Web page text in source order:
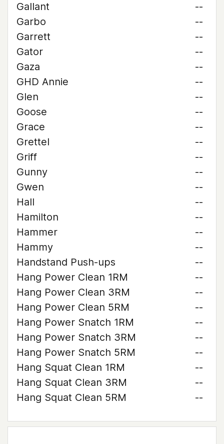
Gallant
--
Garbo
--
Garrett
--
Gator
--
Gaza
--
GHD Annie
--
Glen
--
Goose
--
Grace
--
Grettel
--
Griff
--
Gunny
--
Gwen
--
Hall
--
Hamilton
--
Hammer
--
Hammy
--
Handstand Push-ups
--
Hang Power Clean 1RM
--
Hang Power Clean 3RM
--
Hang Power Clean 5RM
--
Hang Power Snatch 1RM
--
Hang Power Snatch 3RM
--
Hang Power Snatch 5RM
--
Hang Squat Clean 1RM
--
Hang Squat Clean 3RM
--
Hang Squat Clean 5RM
--